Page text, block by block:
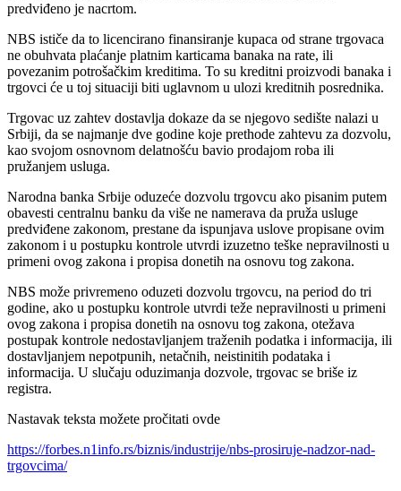
predviđeno je nacrtom.
NBS ističe da to licencirano finansiranje kupaca od strane trgovaca
ne obuhvata plaćanje platnim karticama banaka na rate, ili
povezanim potrošačkim kreditima. To su kreditni proizvodi banaka i
trgovci će u toj situaciji biti uglavnom u ulozi kreditnih posrednika.
Trgovac uz zahtev dostavlja dokaze da se njegovo sedište nalazi u
Srbiji, da se najmanje dve godine koje prethode zahtevu za dozvolu,
kao svojom osnovnom delatnošću bavio prodajom roba ili
pružanjem usluga.
Narodna banka Srbije oduzeće dozvolu trgovcu ako pisanim putem
obavesti centralnu banku da više ne namerava da pruža usluge
predviđene zakonom, prestane da ispunjava uslove propisane ovim
zakonom i u postupku kontrole utvrdi izuzetno teške nepravilnosti u
primeni ovog zakona i propisa donetih na osnovu tog zakona.
NBS može privremeno oduzeti dozvolu trgovcu, na period do tri
godine, ako u postupku kontrole utvrdi teže nepravilnosti u primeni
ovog zakona i propisa donetih na osnovu tog zakona, otežava
postupak kontrole nedostavljanjem traženih podatka i informacija, ili
dostavljanjem nepotpunih, netačnih, neistinitih podataka i
informacija. U slučaju oduzimanja dozvole, trgovac se briše iz
registra.
Nastavak teksta možete pročitati ovde
https://forbes.n1info.rs/biznis/industrije/nbs-prosiruje-nadzor-nad-
trgovcima/